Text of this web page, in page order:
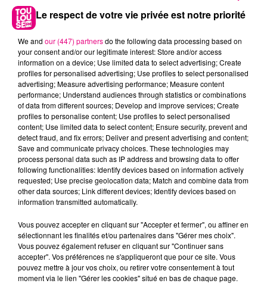
22 juillet 2026
Toulouse : circulation perturbée dans le
secteur François Verdier...
21 juillet 2026
Affaire Jubillar : le procès en appel
Le respect de votre vie privée est notre priorité
We and our (447) partnersdo the following data processing based on
your consent and/or our legitimate interest: Store and/or access
information on a device; Use limited data to select advertising; Create
profiles for personalised advertising; Use profiles to select personalised
advertising; Measure advertising performance; Measure content
performance; Understand audiences through statistics or combinations
of data from different sources; Develop and improve services; Create
profiles to personalise content; Use profiles to select personalised
content; Use limited data to select content; Ensure security, prevent and
detect fraud, and fix errors; Deliver and present advertising and content;
Save and communicate privacy choices. These technologies may
process personal data such as IP address and browsing data to offer
following functionalities: Identify devices based on information actively
requested; Use precise geolocation data; Match and combine data from
other data sources; Link different devices; Identify devices based on
information transmitted automatically.
Vous pouvez accepter en cliquant sur "Accepter et fermer", ou affiner en
sélectionnant les finalités et/ou partenaires dans "Gérer mes choix".
Vous pouvez également refuser en cliquant sur "Continuer sans
accepter". Vos préférences ne s'appliqueront que pour ce site. Vous
pouvez mettre à jour vos choix, ou retirer votre consentement à tout
moment via le lien "Gérer les cookies" situé en bas de chaque page.